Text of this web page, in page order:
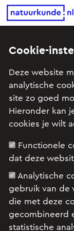
Natuurkunde.nl
De
Onderwerp:
18, nummer
Cookie-
Deze website
analytische
site zo goed
Hieronder kan
cookies je wilt
Functionele
dat deze
Analytische
gebruik van de
die met deze
gecombineerd
statistische